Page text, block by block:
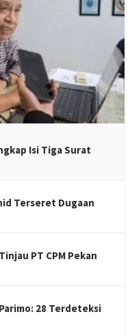
Isi Tiga Surat
Terseret Dugaan
PT CPM Pekan
28 Terdeteksi